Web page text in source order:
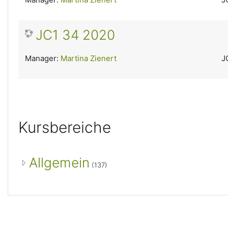
JC1 34 2020
Manager: Martina Zienert
Kursbereiche
Allgemein (137)